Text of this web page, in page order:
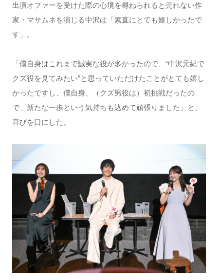
出演オファーを受けた際の心境を尋ねられると売れない作
家・マサムネを演じる中沢は「素直にとても嬉しかったで
す」。
「僕自身はこれまで誠実な役が多かったので、“中沢元紀で
クズ役を見てみたい”と思っていただけたことがとても嬉し
かったですし、僕自身、（クズ男役は）初挑戦だったの
で、新たな一歩という気持ちも込めて頑張りました」と、
喜びを口にした。